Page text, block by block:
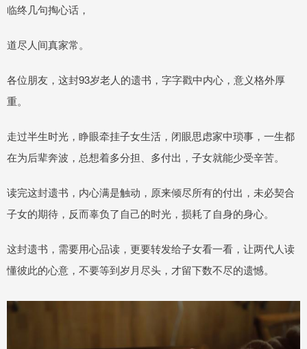
临终几句掏心话，
道尽人间真家常。
各位朋友，这封93岁老人的遗书，字字戳中内心，意义格外厚
重。
走过半生时光，睁眼牵挂子女生活，闭眼思虑家中琐事，一生都
在为后辈奔波，总想着多分担、多付出，子女就能少受辛苦。
读完这封遗书，内心满是触动，原来倾尽所有的付出，未必契合
子女的期待，反而辜负了自己的时光，损耗了自身的身心。
这封遗书，需要用心品读，更要转发给子女看一看，让两代人读
懂彼此的心意，不要等到岁月尽头，才留下数不尽的遗憾。